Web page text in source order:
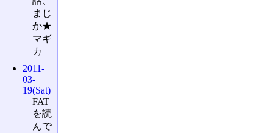
まじ
か★
マギ
カ
2011-
03-
19(Sat)
FAT
を読
んで